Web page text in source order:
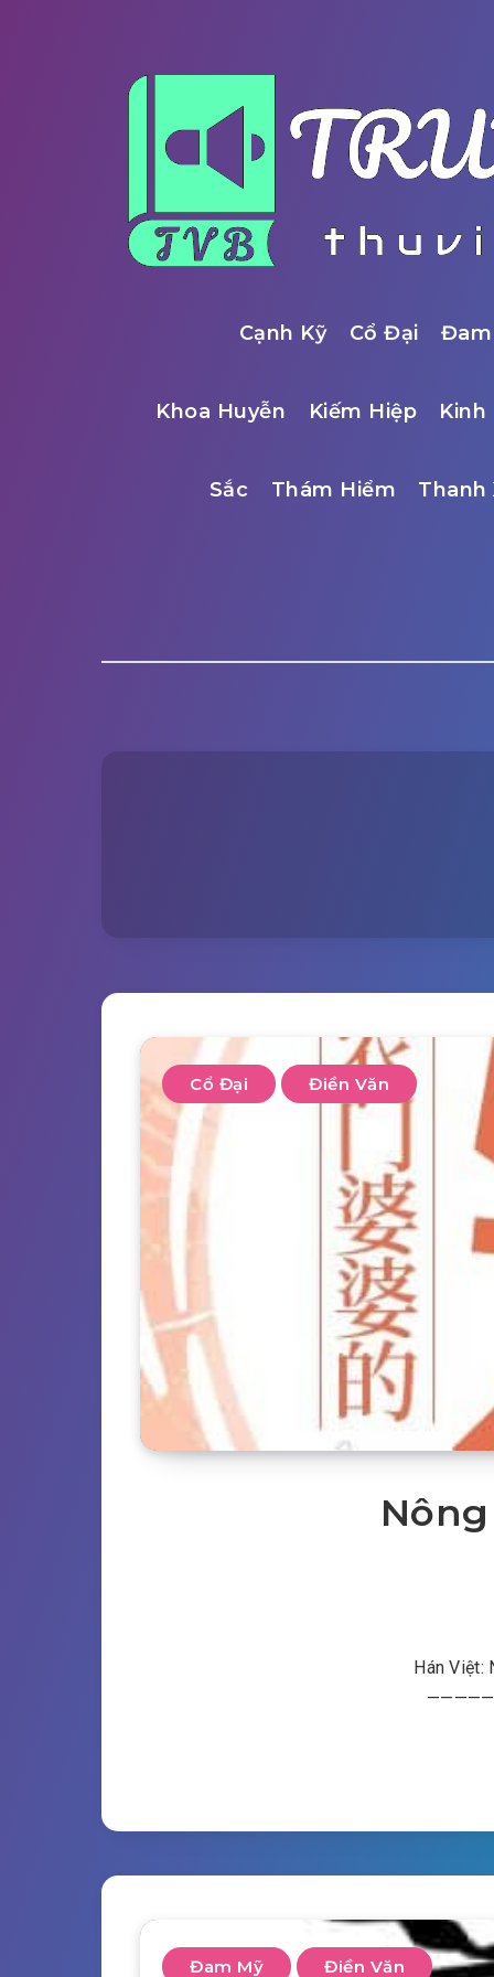
Cạnh Kỹ Cổ Đại
Khoa Huyễn Kiếm Hiệp Kinh
Sắc Thám Hiểm Thanh
Cổ Đại Điền Văn
Hán Việt:
Đam Mỹ Điền Văn